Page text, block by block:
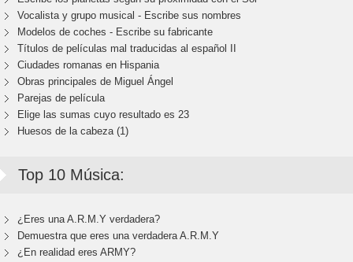
Vocalista y grupo musical - Escribe sus nombres
Modelos de coches - Escribe su fabricante
Títulos de películas mal traducidas al español II
Ciudades romanas en Hispania
Obras principales de Miguel Ángel
Parejas de película
Elige las sumas cuyo resultado es 23
Huesos de la cabeza (1)
Top 10 Música:
¿Eres una A.R.M.Y verdadera?
Demuestra que eres una verdadera A.R.M.Y
¿En realidad eres ARMY?